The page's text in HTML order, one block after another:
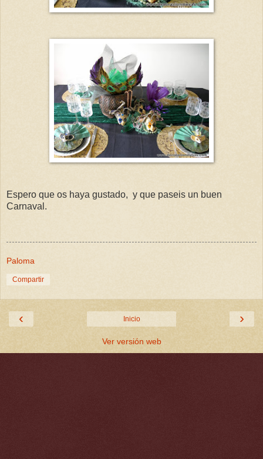
Espero que os haya gustado, y que paseis un buen
Carnaval.
Paloma
Compartir
‹ ›
Inicio
Ver versión web